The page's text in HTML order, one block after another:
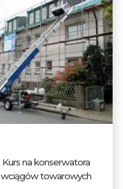
Kurs na konserwatora
wciągów towarowych